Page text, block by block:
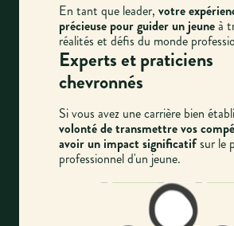
En tant que leader, votre
précieuse pour guider un jeuneà
réalités et défis du monde
Experts et praticiens
chevronnés
Si vous avez une carrière bien
volonté de transmettre vos
avoir un impact significatifsur le
professionnel d'un jeune.